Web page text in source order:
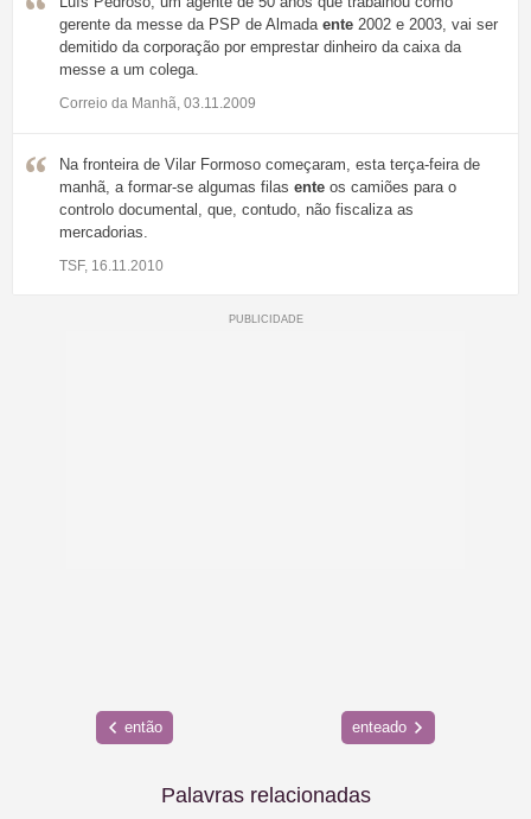
gerente da messe da PSP de Almada ente 2002 e 2003, vai ser
demitido da corporação por emprestar dinheiro da caixa da
messe a um colega.
Correio da Manhã, 03.11.2009
Na fronteira de Vilar Formoso começaram, esta terça-feira de
manhã, a formar-se algumas filas ente os camiões para o
controlo documental, que, contudo, não fiscaliza as
mercadorias.
TSF, 16.11.2010
então enteado
Palavras relacionadas